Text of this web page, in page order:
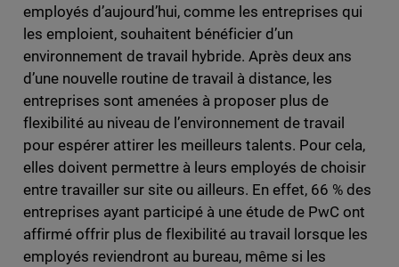
employés d’aujourd’hui, comme les entreprises qui
les emploient, souhaitent bénéficier d’un
environnement de travail hybride. Après deux ans
d’une nouvelle routine de travail à distance, les
entreprises sont amenées à proposer plus de
flexibilité au niveau de l’environnement de travail
pour espérer attirer les meilleurs talents. Pour cela,
elles doivent permettre à leurs employés de choisir
entre travailler sur site ou ailleurs. En effet, 66 % des
entreprises ayant participé à une étude de PwC ont
affirmé offrir plus de flexibilité au travail lorsque les
employés reviendront au bureau, même si les